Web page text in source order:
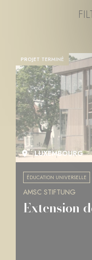
PROJET TERMINÉ
LUXEMBOURG
ÉDUCATION UNIVERSELLE
AMSC STIFTUNG
Extension